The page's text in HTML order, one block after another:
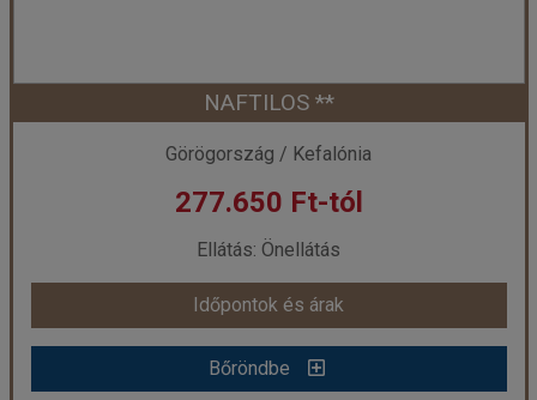
Időpont: 2026-09-23 | 7 éj
már 274.840 Ft-tól
Időpontok és árak
Bőröndbe
NAFTILOS **
Görögország / Kefalónia
277.650 Ft-tól
Ellátás: Önellátás
Időpontok és árak
Bőröndbe